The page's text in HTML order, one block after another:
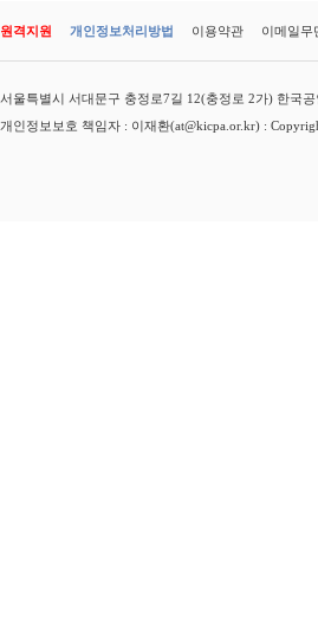
원격지원 개인정보처리방법 이용약관 이메일무
서울특별시 서대문구 충정로7길 12(충정로 2가) 한국
개인정보보호 책임자 : 이재환(at@kicpa.or.kr) :